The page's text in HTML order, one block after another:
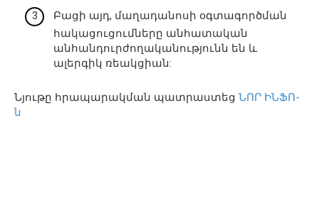
Բացի այդ, մաղադանոսի օգտագործման
հակացուցումները անհատական ​​
անհանդուրժողականությունն են և
ալերգիկ ռեակցիան:
Նյութը հրապարակման պատրաստեց ՆՈՐ ԻՆՖՈ-
ն